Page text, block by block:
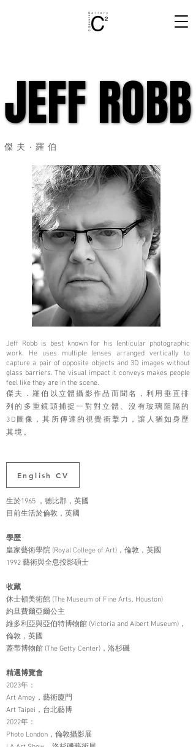
JEFF ROBB
JEFF ROBB
傑夫‧羅伯
Jeff Robb is best known for his lenticular photographic
work. He uses multiple lenses arranged vertically to
capture a pair of opposite objects and 3D images without
glass barriers. The visual impact it conveys makes people
feel like they are in the scene.
傑夫．羅伯以⽴體攝影作品而聞名，利⽤垂直排
列的多重鏡頭捕捉⼀對對⽴體、沒有玻璃阻隔的
3D圖像，其所傳達的視覺衝擊⼒，讓⼈猶如⾝歷
其境。
English CV
生於1965 ，德比郡，英國
目前生活於倫敦，英國
學歷
皇家藝術學院 (Royal College of Art)，倫敦，英國
1992 藝術與全息投影碩士
收藏
休士頓美術館 (The Museum of Fine Arts, Houston)
約旦費爾亞爾公主
維多利亞與亞伯特博物館 (Victoria and Albert Museum)，
倫敦，英國
蓋蒂博物館 (The Getty Center)，洛杉磯
精選博覽會
2023年：
Art Amoy，藝術廈門
Art Taipei，台北藝博
2022年：
Photo London，倫敦攝影展